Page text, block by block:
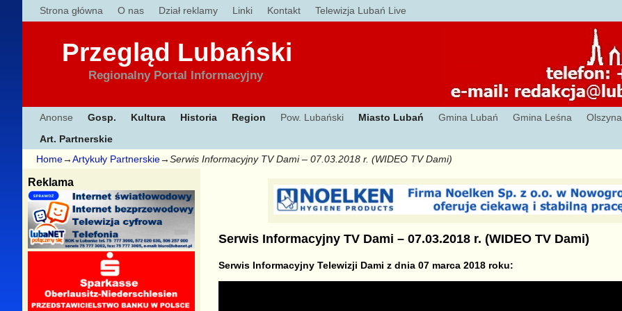
Strona główna O nas Dział reklamy Linki Kontakt Telewizja Lubań Live
Przegląd Lubański
Regionalny Portal Informacyjny
Anonse Gosp. Kultura Historia Region Pow. Lubański Miasto Lubań Gmina Lubań Gmina Leśna Olszyna
Art. Partnerskie
Home→Artykuły Partnerskie→Serwis Informacyjny TV Dami – 07.03.2018 r. (WIDEO TV Dami)
Serwis Informacyjny TV Dami – 07.03.2018 r. (WIDEO TV Dami)
Serwis Informacyjny Telewizji Dami z dnia 07 marca 2018 roku:
Reklama